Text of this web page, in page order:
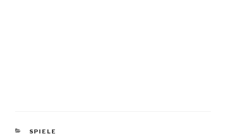
KATEGORIEN
SPIELE